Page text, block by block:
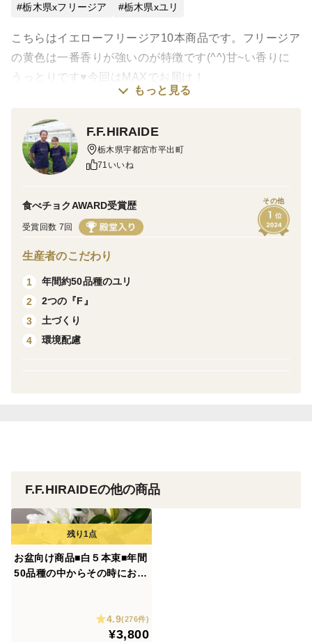
北海道・九州・山口県・広島県を除いては、栃木県からは
限られております。例えば14時以降から配達可能地域にお
住まいの方で午前指定を選択しますと最寄りのセンターに
午後便で到着をし、その日はセンター保管、翌朝配達開始
といった形になります。栃木県からですと14時以降から配
ただくことをユリさんの鮮度の面からもオススメいたしま
す。
【その他、配送日・お届け時間・配送先などの変更につい
注文受付完了メールに記載の
https://www.tabechoku.com/inquiry/new
から食べチョク事務局を通してお知らせください。
大変申し訳ございません<(_ _)>沖縄県は発送不可エリア
になっております。
冬季(12月から3月まで）##輸送中に花が凍結してしまう
リスクがあるため、寒冷地、栃木県から2日かかる地域の
栃木県xフリージア 栃木県xユリ
こちらはイエローフリージア10本商品です。フリージア
の黄色は一番香りが強いのが特徴です(^^)甘~い香りに
うっとりです♥今回はMAXでお届け！
F.F.HIRAIDEではこの時期だけ限定でフリージアも栽培
しております！！
この子達はホントにこの時期しか出ないお花なのでレア
です！
もっと見る
F.F.HIRAIDE
栃木県宇都宮市平出町
71いいね
食べチョクAWARD受賞歴
受賞回数 7回
その他
生産者のこだわり
1
年間約50品種のユリ
2
2つの『F』
3
土づくり
4
環境配慮
F.F.HIRAIDEの他の商品
お盆向け商品■白５本束■年間
50品種の中からその時におス
4.9(276件)
¥3,800